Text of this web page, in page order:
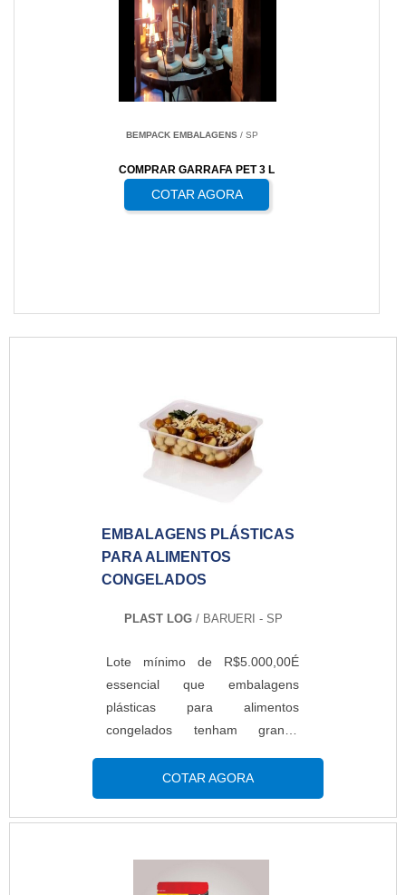
BEMPACK EMBALAGENS/ SP
COMPRAR GARRAFA PET 3 L
COTAR AGORA
EMBALAGENS PLÁSTICAS
PARA ALIMENTOS
CONGELADOS
PLAST LOG / BARUERI - SP
Lote mínimo de R$5.000,00É
essencial que embalagens
plásticas para alimentos
congelados tenham grande
alimento entre em contato com o
ar frio e seco do congelador.
Além disso, as embalagens
facilmente, entre outras
COTAR AGORA